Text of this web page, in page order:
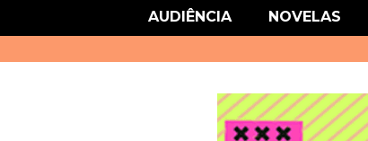
link href='http://fonts.googleapis.com/css?family=Roboto'
AUDIÊNCIA NOVELAS